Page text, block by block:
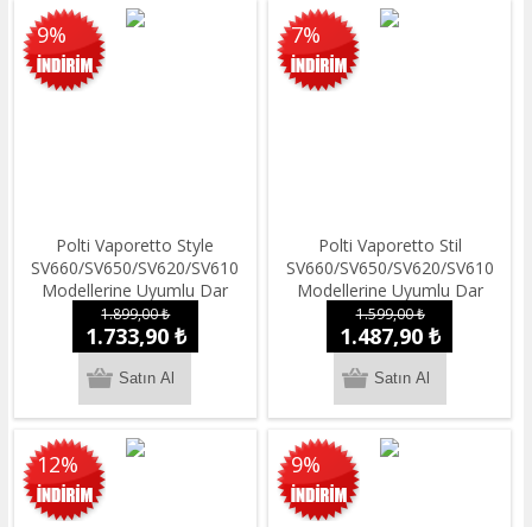
9%
Polti Vaporetto Style
SV660/SV650/SV620/SV610
Modellerine Uyumlu Dar
Alanları Temizlemek Için 2
Kapaklı Düz Mızrak Aksesuar
Seti
1.899,00 ₺
1.733,90 ₺
7%
Polti Vaporetto Stil
SV660/SV650/SV620/SV610
Modellerine Uyumlu Dar
Alanların Temizlenmesi Için
4'lü Temizleme Kiti
1.599,00 ₺
1.487,90 ₺
12% 9%